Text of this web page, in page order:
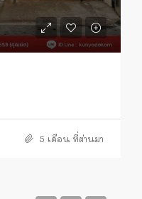
5 เดือน ที่ผ่านมา